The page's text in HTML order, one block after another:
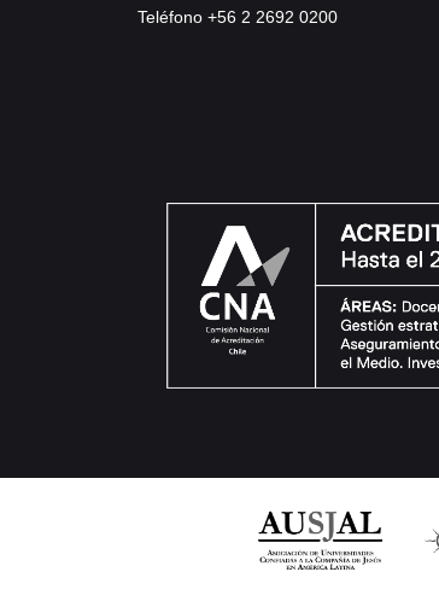
Teléfono +56 2 2692 0200